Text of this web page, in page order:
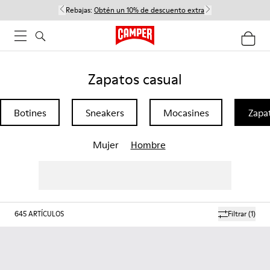
Rebajas: Obtén un 10% de descuento extra
Zapatos casual
Botines Sneakers Mocasines
Mujer Hombre
Filtrar(1)
645ARTÍCULOS